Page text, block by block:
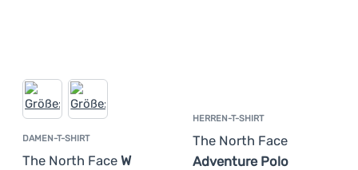
DAMEN-T-SHIRT
The North Face W
HERREN-T-SHIRT
The North Face
Adventure Polo